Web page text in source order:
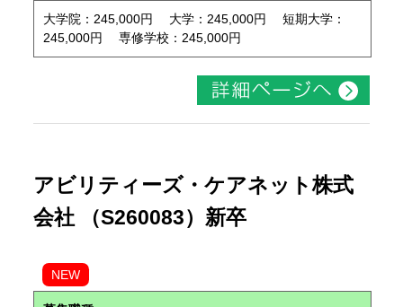
大学院：245,000円 大学：245,000円 短期大学：
245,000円 専修学校：245,000円
アビリティーズ・ケアネット株式
会社 （S260083）新卒
NEW